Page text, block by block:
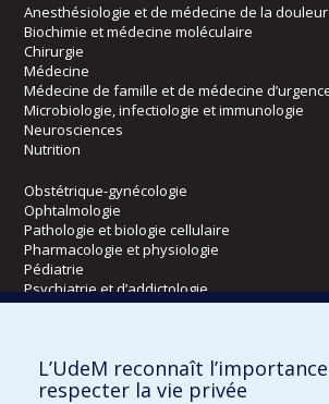
Anesthésiologie et de médecine de la douleur
Biochimie et médecine moléculaire
Chirurgie
Médecine
Médecine de famille et de médecine
Microbiologie, infectiologie et immunologie
Neurosciences
Nutrition
Obstétrique-gynécologie
Ophtalmologie
Pathologie et biologie cellulaire
Pharmacologie et physiologie
Pédiatrie
Psychiatrie et d’addictologie
Radiologie, radio-oncologie et médecine
Écoles
L’UdeM reconnaît
respecter la vie privée